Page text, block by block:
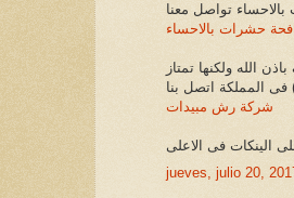
بالاحساء تواصل معنا
حشرات بالاحساء
الله ولكنها تمتاز
شركة رش مبيدات
الينكات فى الاعلى
jueves, julio 20,